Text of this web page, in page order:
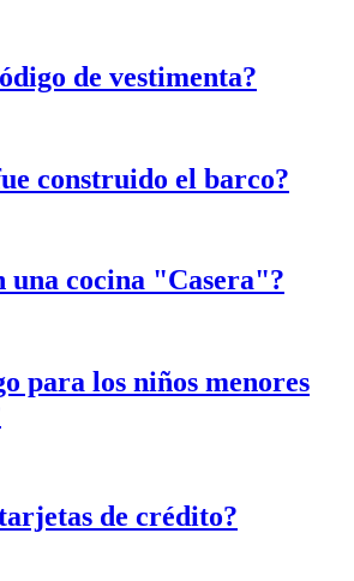
de vestimenta?
construido el barco?
una cocina "Casera"?
para los niños menores
de crédito?